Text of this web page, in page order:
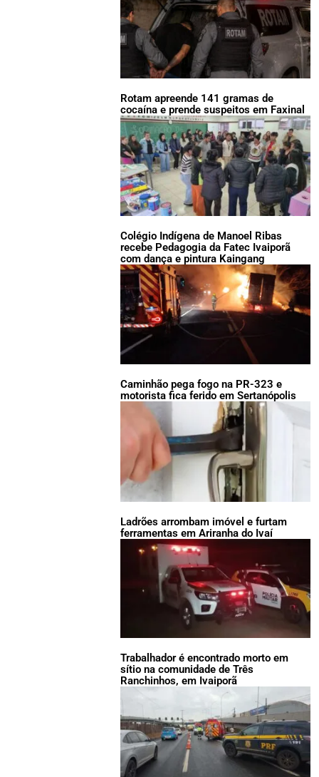
Rotam apreende 141 gramas de
cocaína e prende suspeitos em Faxinal
Colégio Indígena de Manoel Ribas
recebe Pedagogia da Fatec Ivaiporã
com dança e pintura Kaingang
Caminhão pega fogo na PR-323 e
motorista fica ferido em Sertanópolis
Ladrões arrombam imóvel e furtam
ferramentas em Ariranha do Ivaí
Trabalhador é encontrado morto em
sítio na comunidade de Três
Ranchinhos, em Ivaiporã